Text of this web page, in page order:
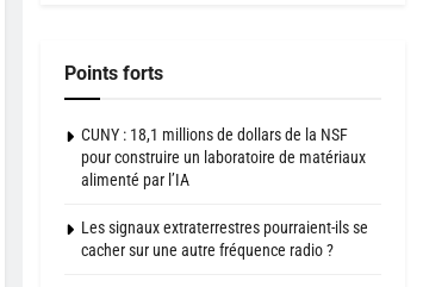
Points forts
CUNY : 18,1 millions de dollars de la NSF
pour construire un laboratoire de matériaux
alimenté par l’IA
Les signaux extraterrestres pourraient-ils se
cacher sur une autre fréquence radio ?